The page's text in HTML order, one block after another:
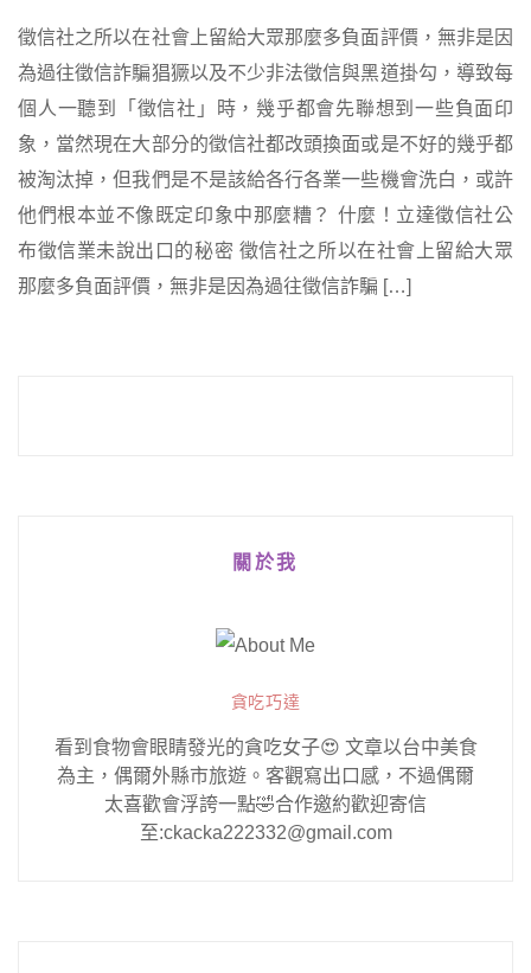
徵信社之所以在社會上留給大眾那麼多負面評價，無非是因
為過往徵信詐騙猖獗以及不少非法徵信與黑道掛勾，導致每
個人一聽到「徵信社」時，幾乎都會先聯想到一些負面印
象，當然現在大部分的徵信社都改頭換面或是不好的幾乎都
被淘汰掉，但我們是不是該給各行各業一些機會洗白，或許
他們根本並不像既定印象中那麼糟？ 什麼！立達徵信社公
布徵信業未說出口的秘密 徵信社之所以在社會上留給大眾
那麼多負面評價，無非是因為過往徵信詐騙 […]
關於我
貪吃巧達
看到食物會眼睛發光的貪吃女子😍 文章以台中美食
為主，偶爾外縣市旅遊。客觀寫出口感，不過偶爾
太喜歡會浮誇一點🤣合作邀約歡迎寄信
至:ckacka222332@gmail.com